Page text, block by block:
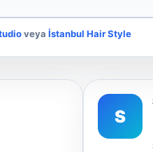
veya İstanbul Hair Style
S